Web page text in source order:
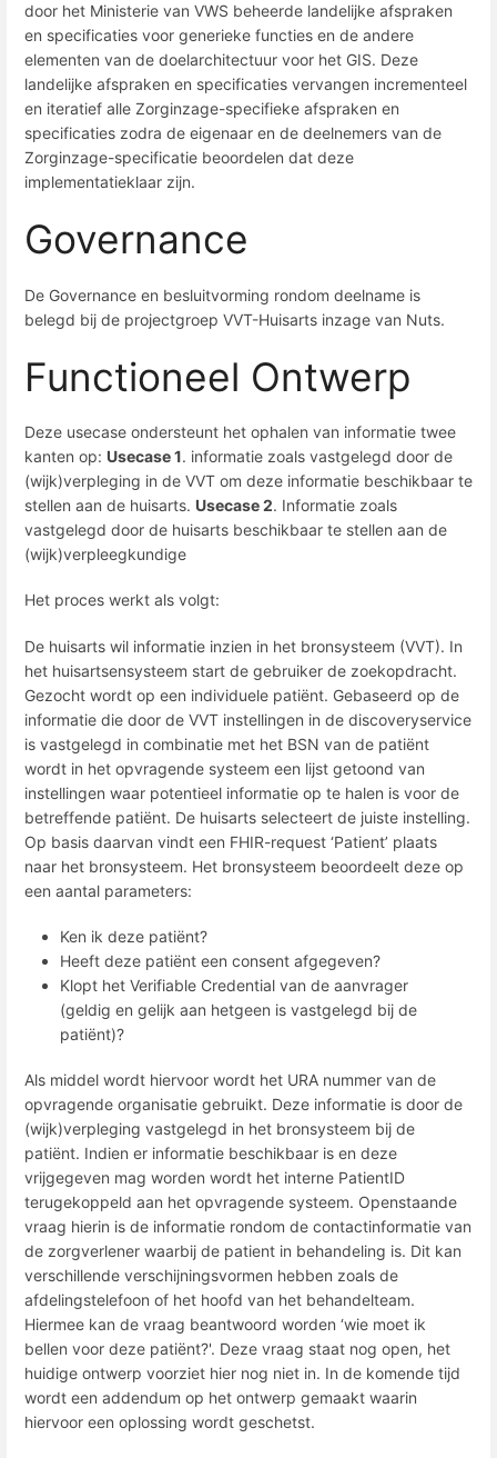
door het Ministerie van VWS beheerde landelijke afspraken
en specificaties voor generieke functies en de andere
elementen van de doelarchitectuur voor het GIS. Deze
landelijke afspraken en specificaties vervangen incrementeel
en iteratief alle Zorginzage-specifieke afspraken en
specificaties zodra de eigenaar en de deelnemers van de
Zorginzage-specificatie beoordelen dat deze
implementatieklaar zijn.
Governance
De Governance en besluitvorming rondom deelname is
belegd bij de projectgroep VVT-Huisarts inzage van Nuts.
Functioneel Ontwerp
Deze usecase ondersteunt het ophalen van informatie twee
kanten op: Usecase 1. informatie zoals vastgelegd door de
(wijk)verpleging in de VVT om deze informatie beschikbaar te
stellen aan de huisarts. Usecase 2. Informatie zoals
vastgelegd door de huisarts beschikbaar te stellen aan de
(wijk)verpleegkundige
Het proces werkt als volgt:
De huisarts wil informatie inzien in het bronsysteem (VVT). In
het huisartsensysteem start de gebruiker de zoekopdracht.
Gezocht wordt op een individuele patiënt. Gebaseerd op de
informatie die door de VVT instellingen in de discoveryservice
is vastgelegd in combinatie met het BSN van de patiënt
wordt in het opvragende systeem een lijst getoond van
instellingen waar potentieel informatie op te halen is voor de
betreffende patiënt. De huisarts selecteert de juiste instelling.
Op basis daarvan vindt een FHIR-request ‘Patient’ plaats
naar het bronsysteem. Het bronsysteem beoordeelt deze op
een aantal parameters:
Ken ik deze patiënt?
Heeft deze patiënt een consent afgegeven?
Klopt het Verifiable Credential van de aanvrager
(geldig en gelijk aan hetgeen is vastgelegd bij de
patiënt)?
Als middel wordt hiervoor wordt het URA nummer van de
opvragende organisatie gebruikt. Deze informatie is door de
(wijk)verpleging vastgelegd in het bronsysteem bij de
patiënt. Indien er informatie beschikbaar is en deze
vrijgegeven mag worden wordt het interne PatientID
terugekoppeld aan het opvragende systeem. Openstaande
vraag hierin is de informatie rondom de contactinformatie van
de zorgverlener waarbij de patient in behandeling is. Dit kan
verschillende verschijningsvormen hebben zoals de
afdelingstelefoon of het hoofd van het behandelteam.
Hiermee kan de vraag beantwoord worden ‘wie moet ik
bellen voor deze patiënt?'. Deze vraag staat nog open, het
huidige ontwerp voorziet hier nog niet in. In de komende tijd
wordt een addendum op het ontwerp gemaakt waarin
hiervoor een oplossing wordt geschetst.